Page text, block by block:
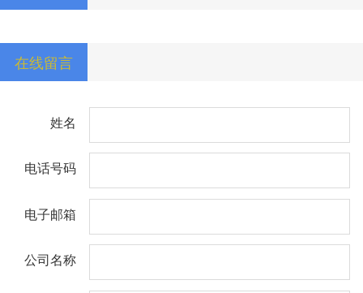
在线留言
姓名
电话号码
电子邮箱
公司名称